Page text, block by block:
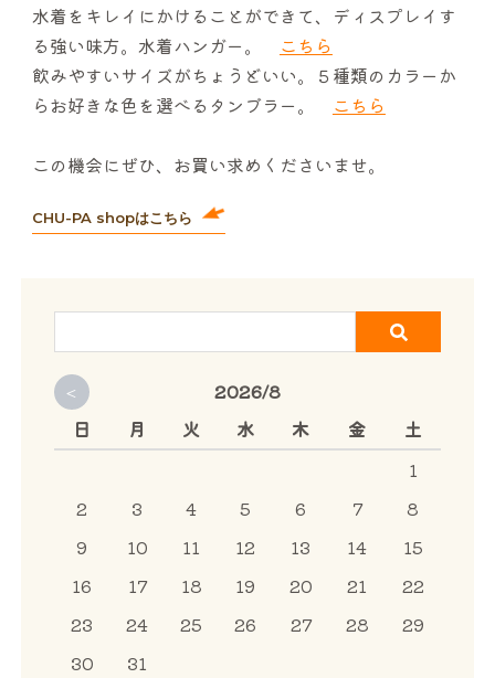
お問い合わせ
水着をキレイにかけることができて、ディスプレイす
る強い味方。水着ハンガー。 こちら
飲みやすいサイズがちょうどいい。５種類のカラーか
らお好きな色を選べるタンブラー。 こちら
この機会にぜひ、お買い求めくださいませ。
CHU-PA shopはこちら
<
2026/8
日
月 火 水 木 金
土
1
2
3 4 5 6 7
8
9
10 11 12 13 14
15
16
17 18 19 20 21
22
23
24 25 26 27 28
29
30
31